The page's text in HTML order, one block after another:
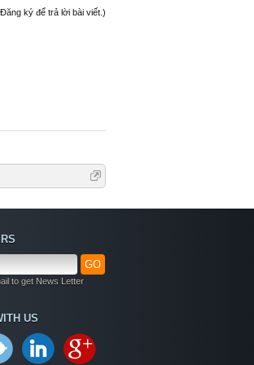
+ Chào mừng bạn đến với diễn đàn thông tin
dịch vụ Việt Nam
+ Chúng tôi có tất cả các dịch vụ Online từ xa
ký để trả lời bài viết.)
GO
to get News Letter
US